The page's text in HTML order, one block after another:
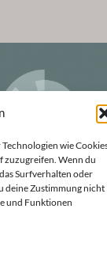
wie
zuzugreifen. Wenn du
Surfverhalten oder
deine Zustimmung nicht
und Funktionen